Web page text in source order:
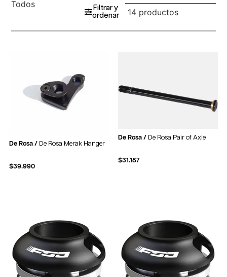
Todos
Filtrar y
ordenar
14 productos
De Rosa / De Rosa Merak Hanger
$39.990
De Rosa / De Rosa Pair of Axle
$31.187